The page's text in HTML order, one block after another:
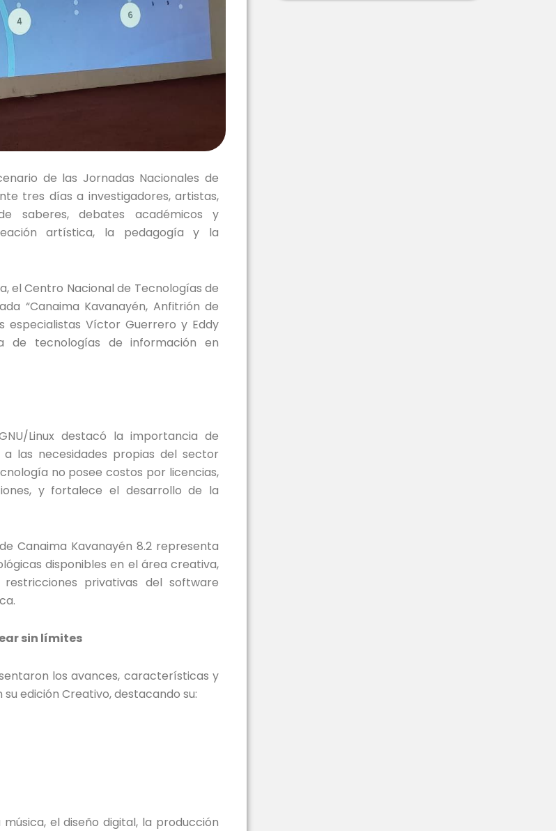
de las Jornadas Nacionales de
tres días a investigadores, artistas,
saberes, debates académicos y
artística, la pedagogía y la
el Centro Nacional de Tecnologías de
“Canaima Kavanayén, Anfitrión de
especialistas Víctor Guerrero y Eddy
de tecnologías de información en
Linux destacó la importancia de
las necesidades propias del sector
no posee costos por licencias,
y fortalece el desarrollo de la
Canaima Kavanayén 8.2 representa
disponibles en el área creativa,
privativas del software
sin límites
los avances, características y
su edición Creativo, destacando su:
el diseño digital, la producción